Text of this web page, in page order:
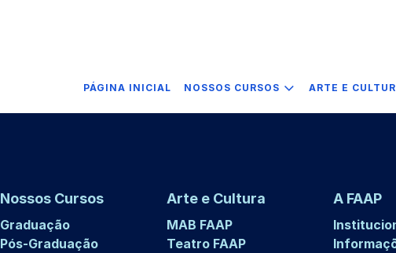
PÁGINA INICIAL NOSSOS CURSOS ARTE E
Nossos Cursos
Graduação
Pós-Graduação
Arte e Cultura
MAB FAAP
Teatro FAAP
A FAAP